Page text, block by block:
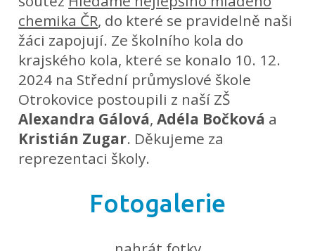
chemika ČR, do které se pravidelně naši
žáci zapojují. Ze školního kola do
krajského kola, které se konalo 10. 12.
2024 na Střední průmyslové škole
Otrokovice postoupili z naší ZŠ
Alexandra Gálová,Adéla Bočková a
Kristián Zugar. Děkujeme za
reprezentaci školy.
Fotogalerie